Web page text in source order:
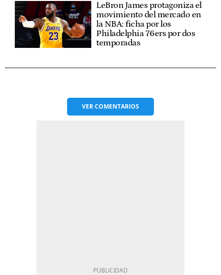
LeBron James protagoniza el
movimiento del mercado en
la NBA: ficha por los
Philadelphia 76ers por dos
temporadas
VERCOMENTARIOS